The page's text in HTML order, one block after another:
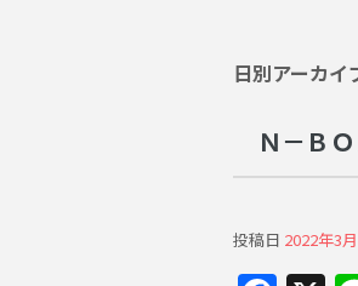
日別アーカイ
Ｎ－Ｂ
投稿日 2022年3